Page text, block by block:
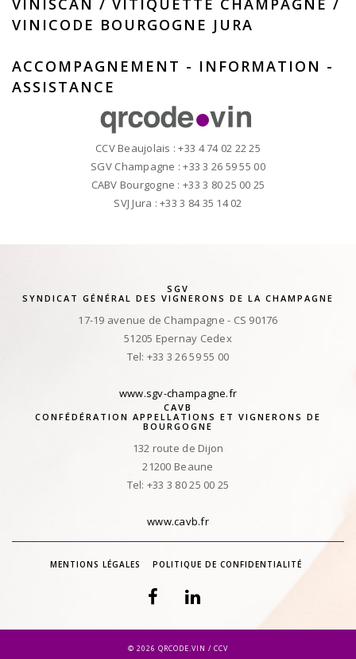
VINISCAN / VITIQUETTE CHAMPAGNE /
VINICODE BOURGOGNE JURA
ACCOMPAGNEMENT - INFORMATION -
ASSISTANCE
CCV Beaujolais : +33 4 74 02 22 25
SGV Champagne : +33 3 26 59 55 00
CABV Bourgogne : +33 3 80 25 00 25
SVJ Jura : +33 3 84 35 14 02
SGV
SYNDICAT GÉNÉRAL DES VIGNERONS DE LA CHAMPAGNE
17-19 avenue de Champagne - CS 90176
51205 Epernay Cedex
Tel: +33 3 26 59 55 00
www.sgv-champagne.fr
CAVB
CONFÉDÉRATION APPELLATIONS ET VIGNERONS DE
BOURGOGNE
132 route de Dijon
21200 Beaune
Tel: +33 3 80 25 00 25
www.cavb.fr
MENTIONS LÉGALES POLITIQUE DE CONFIDENTIALITÉ
© 2026 QRCODE.VIN / CCV